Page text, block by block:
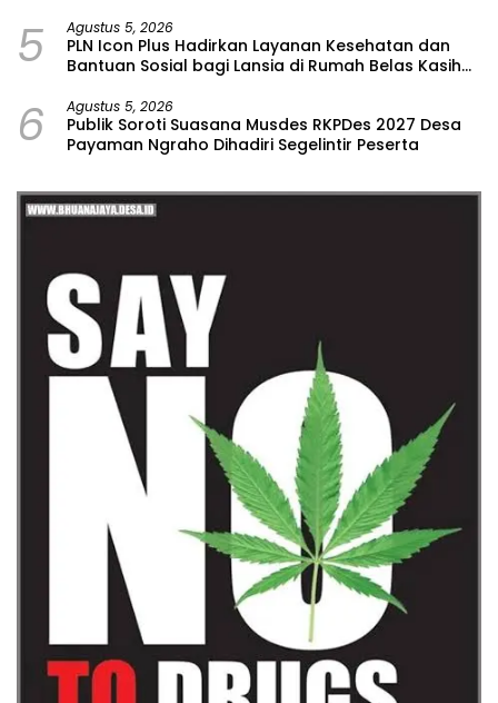
5 Agustus 5, 2026
PLN Icon Plus Hadirkan Layanan Kesehatan dan
Bantuan Sosial bagi Lansia di Rumah Belas Kasih
6 Agustus 5, 2026
Publik Soroti Suasana Musdes RKPDes 2027 Desa
Payaman Ngraho Dihadiri Segelintir Peserta